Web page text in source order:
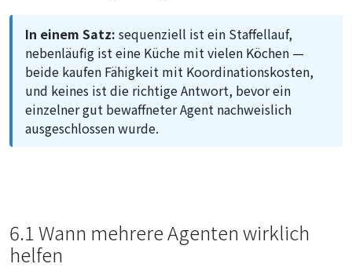
In einem Satz: sequenziell ist ein Staffellauf,
nebenläufig ist eine Küche mit vielen Köchen —
beide kaufen Fähigkeit mit Koordinationskosten,
und keines ist die richtige Antwort, bevor ein
einzelner gut bewaffneter Agent nachweislich
ausgeschlossen wurde.
6.1 Wann mehrere Agenten wirklich
helfen